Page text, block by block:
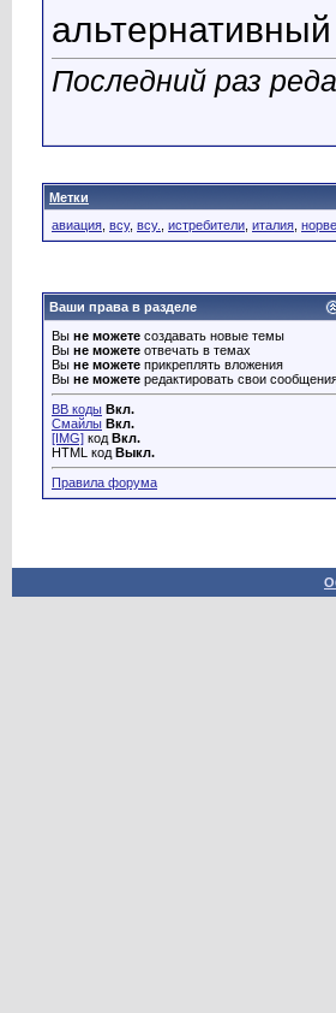
Последний раз
Метки
авиация всу, всу. истребители италия
Ваши права в разделе
Вы не можете создавать новые темы
Вы не можете отвечать в темах
Вы не можете прикреплять вложения
Вы не можете редактировать свои
BB коды Вкл.
Смайлы Вкл.
[IMG] код Вкл.
HTML код Выкл.
Правила форума